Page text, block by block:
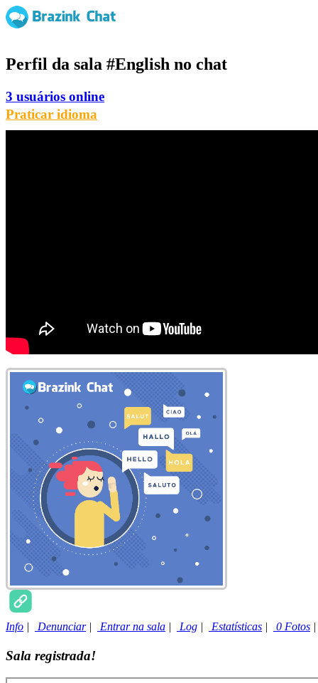
Perfil da sala #English no chat
3 usuários online
Praticar idioma
Info | Denunciar| Entrar na sala | Log | Estatísticas | 0 Fotos
Sala registrada!